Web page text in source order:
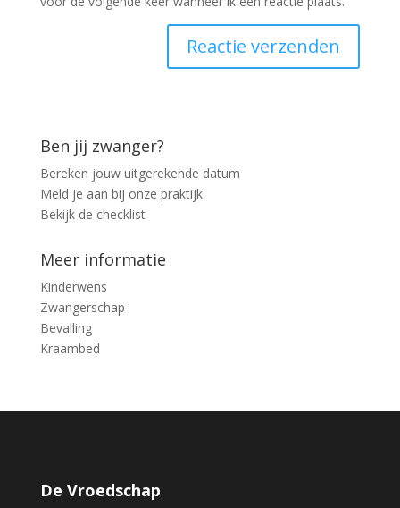
Ben jij zwanger?
Bereken jouw uitgerekende datum
Meld je aan bij onze praktijk
Bekijk de checklist
Meer informatie
Kinderwens
Zwangerschap
Bevalling
Kraambed
De Vroedschap